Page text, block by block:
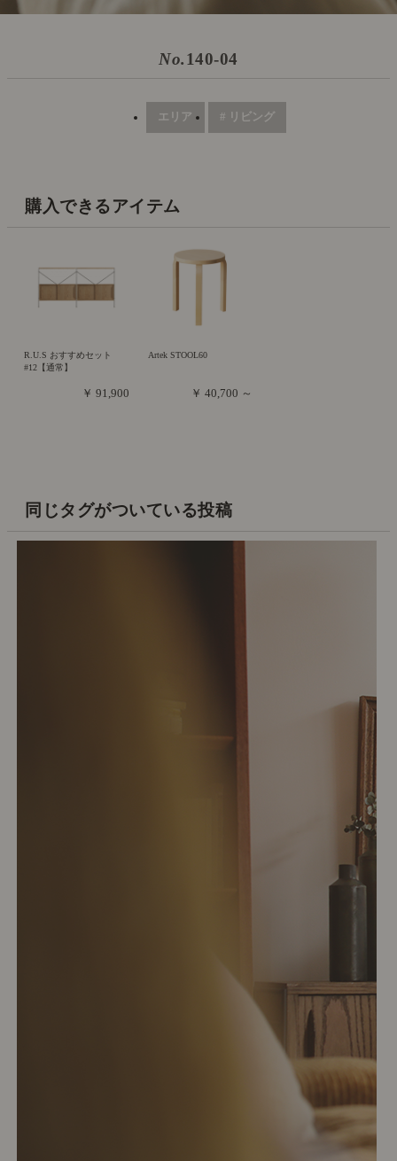
No.140-04
エリア # リビング
購入できるアイテム
R.U.S おすすめセット
#12【通常】
￥ 91,900
Artek STOOL60
￥ 40,700 ～
同じタグがついている投稿